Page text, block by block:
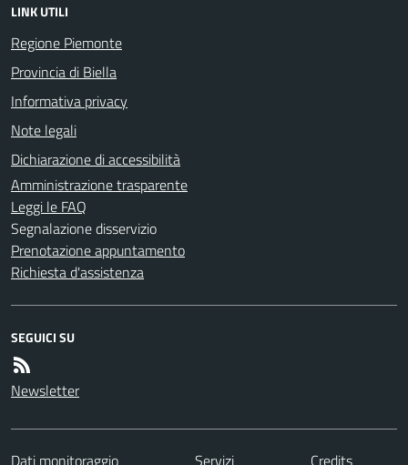
LINK UTILI
Regione Piemonte
Provincia di Biella
Informativa privacy
Note legali
Dichiarazione di accessibilità
Amministrazione trasparente
Leggi le FAQ
Segnalazione disservizio
Prenotazione appuntamento
Richiesta d'assistenza
SEGUICI SU
Newsletter
Dati monitoraggio Servizi Credits